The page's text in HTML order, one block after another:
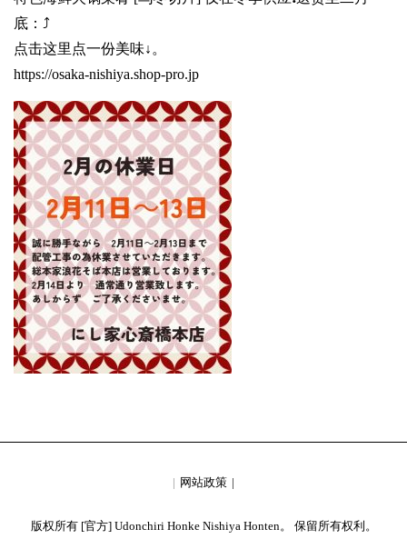
底：⤴️
点击这里点一份美味↓。
https://osaka-nishiya.shop-pro.jp
网站政策
版权所有 [官方] Udonchiri Honke Nishiya Honten。 保留所有权利。